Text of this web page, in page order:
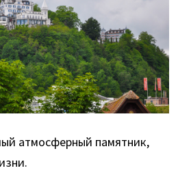
атмосферный памятник,